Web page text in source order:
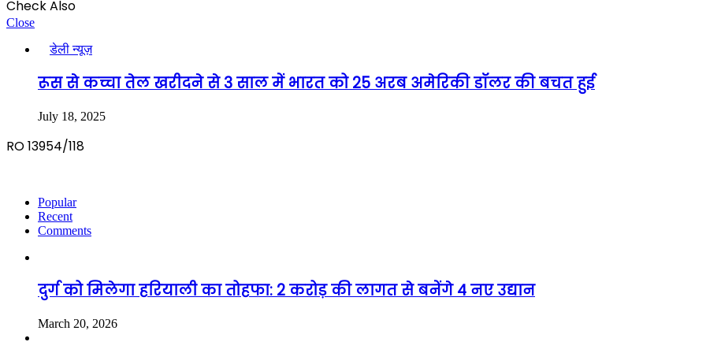
Check Also
Close
डेली न्यूज़
रूस से कच्चा तेल खरीदने से 3 साल में भारत को 25 अरब अमेरिकी डॉलर की बचत हुई
July 18, 2025
RO 13954/118
Popular
Recent
Comments
दुर्ग को मिलेगा हरियाली का तोहफा: 2 करोड़ की लागत से बनेंगे 4 नए उद्यान
March 20, 2026